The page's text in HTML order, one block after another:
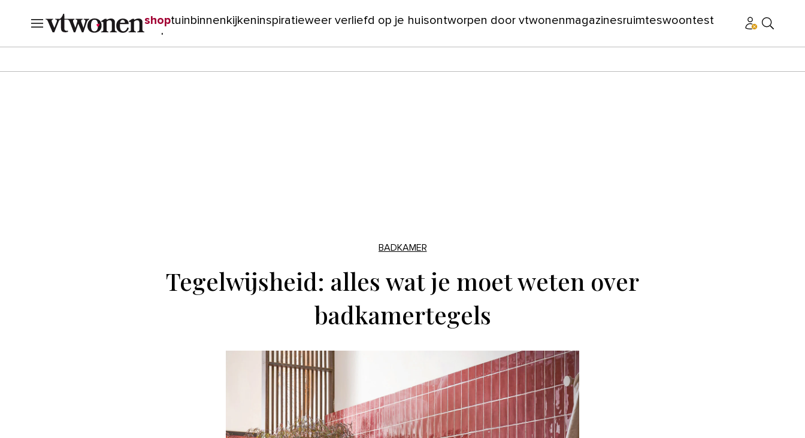
shoptuin binnenkijkeninspiratieweer verliefd op je huisontworpen door vtwonenmagazinesruimteswoontest
verbouwen
BADKAMER
Tegelwijsheid: alles wat je moet weten over
badkamertegels